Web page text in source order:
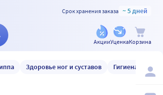
Срок хранения заказа ~ 5 дней
АкцииУценкаКорзина
Здоровье ног и суставов Гигиена и уход